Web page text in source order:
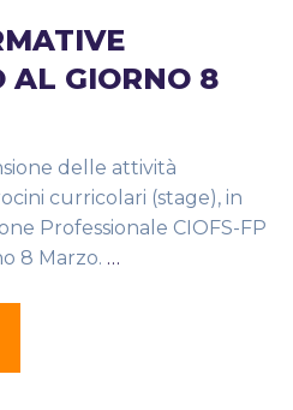
AL GIORNO 8
delle attività
curricolari (stage), in
Professionale CIOFS-FP
8 Marzo. …